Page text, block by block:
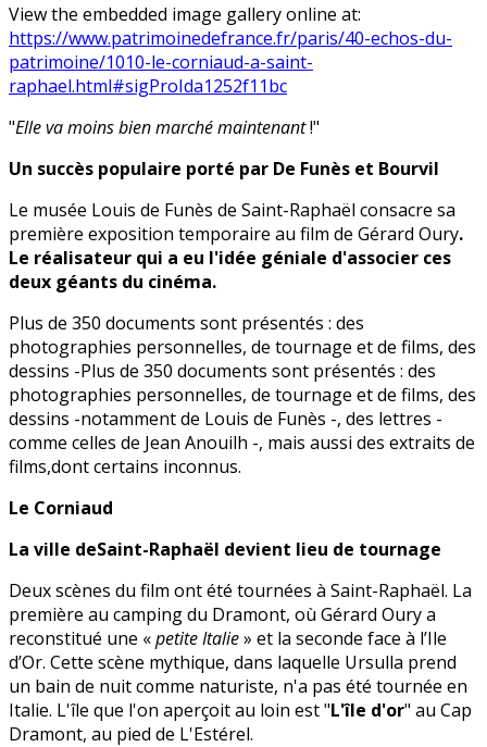
View the embedded image gallery online at:
https://www.patrimoinedefrance.fr/paris/40-echos-du-
patrimoine/1010-le-corniaud-a-saint-
raphael.html#sigProIda1252f11bc
"Elle va moins bien marché maintenant!"
Un succès populaire porté par De Funès et Bourvil
Le musée Louis de Funès de Saint-Raphaël consacre sa
première exposition temporaire au film de Gérard Oury.
Le réalisateur qui a eu l'idée géniale d'associer ces
deux géants du cinéma.
Plus de 350 documents sont présentés : des
photographies personnelles, de tournage et de films, des
dessins -Plus de 350 documents sont présentés : des
photographies personnelles, de tournage et de films, des
dessins -notamment de Louis de Funès -, des lettres -
comme celles de Jean Anouilh -, mais aussi des extraits de
films,dont certains inconnus.
Le Corniaud
La ville deSaint-Raphaël devient lieu de tournage
Deux scènes du film ont été tournées à Saint-Raphaël. La
première au camping du Dramont, où Gérard Oury a
reconstitué une «petite Italie» et la seconde face à l’Ile
d’Or. Cette scène mythique, dans laquelle Ursulla prend
un bain de nuit comme naturiste, n'a pas été tournée en
Italie. L'île que l'on aperçoit au loin est "L'île d'or" au Cap
Dramont, au pied de L'Estérel.